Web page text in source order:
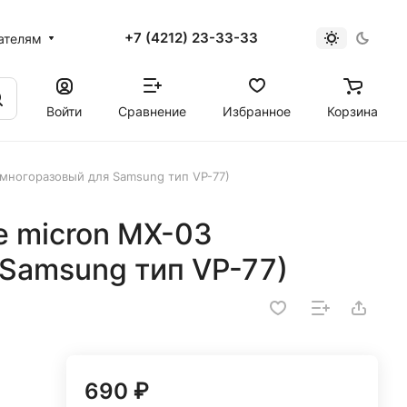
+7 (4212) 23-33-33
Войти Сравнение Избранное Корзина
для Samsung тип VP-77)
micron MX-03
тип VP-77)
690 ₽